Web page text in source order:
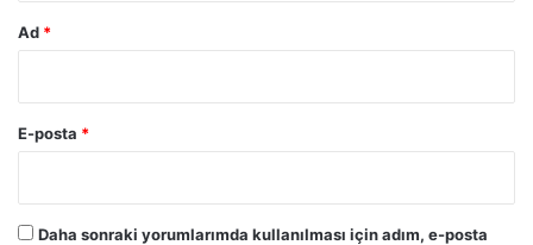
Ad *
E-posta *
Daha sonraki yorumlarımda kullanılması için adım, e-posta